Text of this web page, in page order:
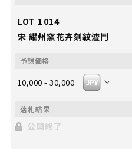
LOT 1014
宋 耀州窯花卉刻紋渣鬥
10,000 - 30,000
公開終了